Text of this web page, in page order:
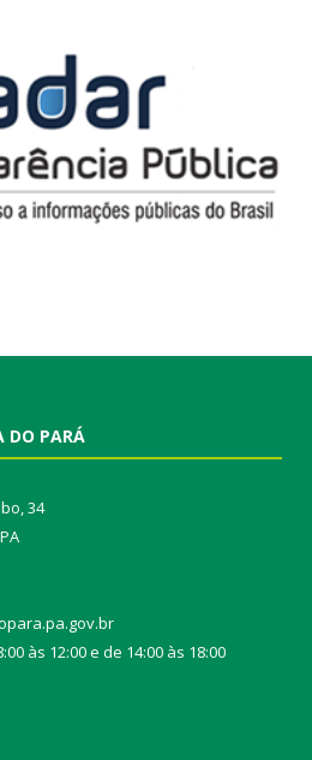
DO PARÁ
34
às 12:00 e de 14:00 às 18:00